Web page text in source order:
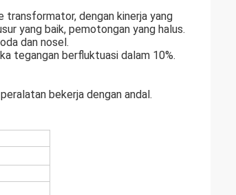
transformator, dengan kinerja yang
yang baik, pemotongan yang halus.
dan nosel.
tegangan berfluktuasi dalam 10%.
bekerja dengan andal.